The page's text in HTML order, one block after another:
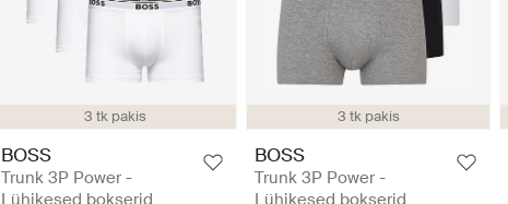
3 tk pakis
BOSS
Trunk 3P Power -
3 tk pakis
BOSS
Trunk 3P Power -